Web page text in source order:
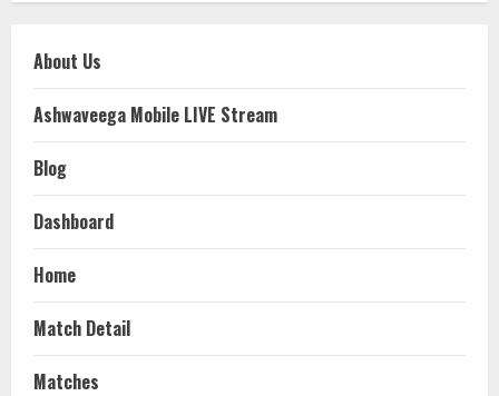
About Us
Ashwaveega Mobile LIVE Stream
Blog
Dashboard
Home
Match Detail
Matches